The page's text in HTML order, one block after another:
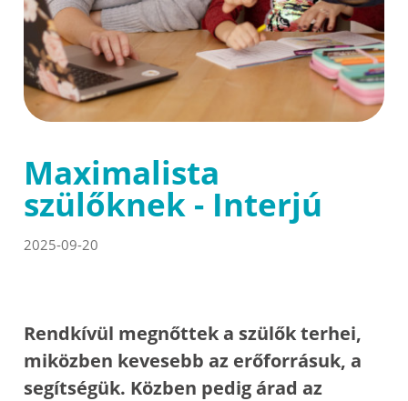
Maximalista
szülőknek - Interjú
2025-09-20
Rendkívül megnőttek a szülők terhei,
miközben kevesebb az erőforrásuk, a
segítségük. Közben pedig árad az